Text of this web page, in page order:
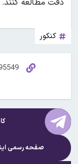
دقت مطالعه کنند.
کنکور
صفحه رسمی